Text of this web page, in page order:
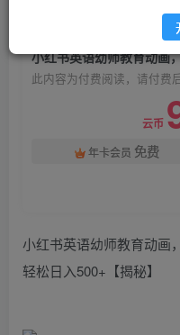
此内容为付费阅读，请付费
云币
年卡会员 免费
小红书英语幼师教育动画
轻松日入500+【揭秘】